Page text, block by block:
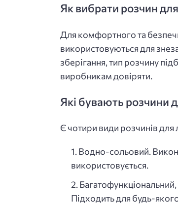
Як вибрати розчин для
Для комфортного та
використовуються для
зберігання, тип розчину
виробникам довіряти.
Які бувають розчини
Є чотири види розчинів для
Водно-сольовий.
використовується.
Підходить для будь-